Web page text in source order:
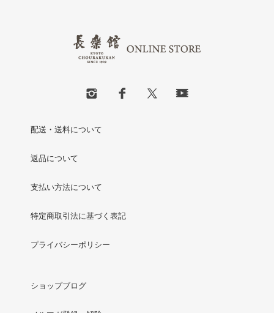
配送・送料について
返品について
支払い方法について
特定商取引法に基づく表記
プライバシーポリシー
ショップブログ